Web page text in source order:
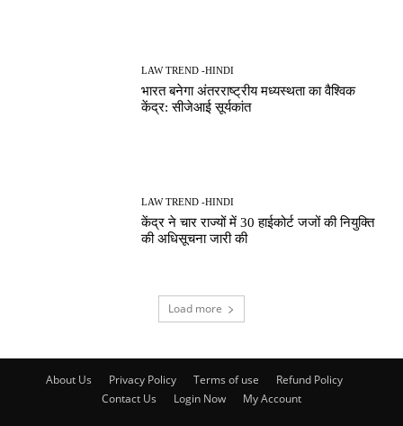
LAW TREND -HINDI
भारत बनेगा अंतरराष्ट्रीय मध्यस्थता का वैश्विक
केंद्र: सीजेआई सूर्यकांत
LAW TREND -HINDI
केंद्र ने चार राज्यों में 30 हाईकोर्ट जजों की नियुक्ति
की अधिसूचना जारी की
Load more
About Us Privacy Policy Terms of use
Refund Policy
Contact Us
Login Now My Account